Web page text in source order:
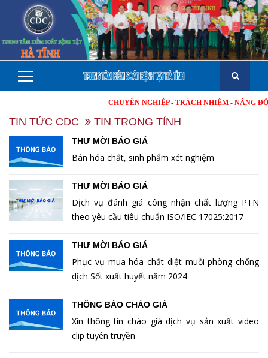
CHUYÊN NGHIỆP - TRÁCH NHIỆM - NĂNG ĐỘNG -
TIN TỨC CDC TIN TRONG TỈNH
THƯ MỜI BÁO GIÁ
Bán hóa chất, sinh phẩm xét nghiệm
THƯ MỜI BÁO GIÁ
Dịch vụ đánh giá công nhận chất lượng PTN
theo yêu cầu tiêu chuẩn ISO/IEC 17025:2017
THƯ MỜI BÁO GIÁ
Phục vụ mua hóa chất diệt muỗi phòng chống
dịch Sốt xuất huyết năm 2024
THÔNG BÁO CHÀO GIÁ
Xin thông tin chào giá dịch vụ sản xuất video
clip tuyên truyền